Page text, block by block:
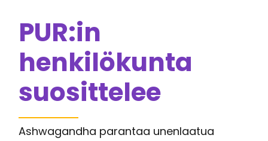
PUR:in
henkilökunta
suosittelee
Ashwagandha parantaa unenlaatua